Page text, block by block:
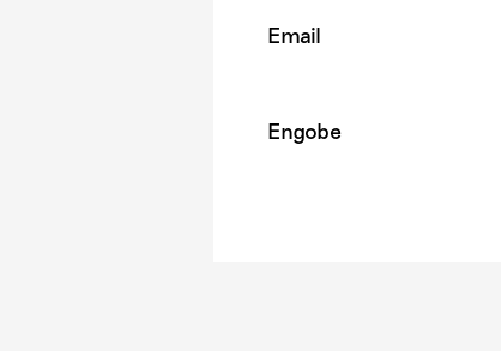
Email
Engobe